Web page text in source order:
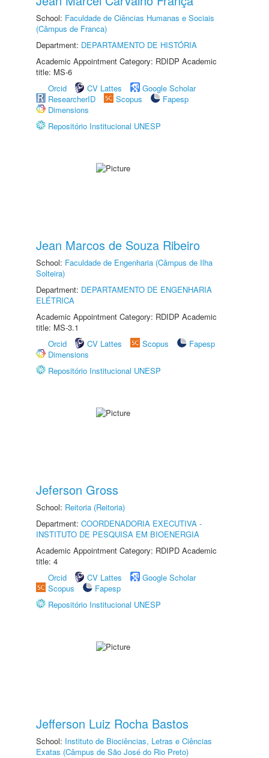
School: Faculdade de Ciências Humanas e Sociais
(Câmpus de Franca)
Department: DEPARTAMENTO DE HISTÓRIA
Academic Appointment Category: RDIDP Academic
title: MS-6
Orcid
CV Lattes
Google Scholar
ResearcherID
Scopus
Fapesp
Dimensions
Repositório Institucional UNESP
Jean Marcos de Souza Ribeiro
School: Faculdade de Engenharia (Câmpus de Ilha
Solteira)
Department: DEPARTAMENTO DE ENGENHARIA
ELÉTRICA
Academic Appointment Category: RDIDP Academic
title: MS-3.1
Orcid
CV Lattes Scopus
Fapesp
Dimensions
Repositório Institucional UNESP
Jeferson Gross
School: Reitoria (Reitoria)
Department: COORDENADORIA EXECUTIVA -
INSTITUTO DE PESQUISA EM BIOENERGIA
Academic Appointment Category: RDIPD Academic
title: 4
Orcid
CV Lattes
Google Scholar
Scopus
Fapesp
Repositório Institucional UNESP
Jefferson Luiz Rocha Bastos
School: Instituto de Biociências, Letras e Ciências
Exatas (Câmpus de São José do Rio Preto)